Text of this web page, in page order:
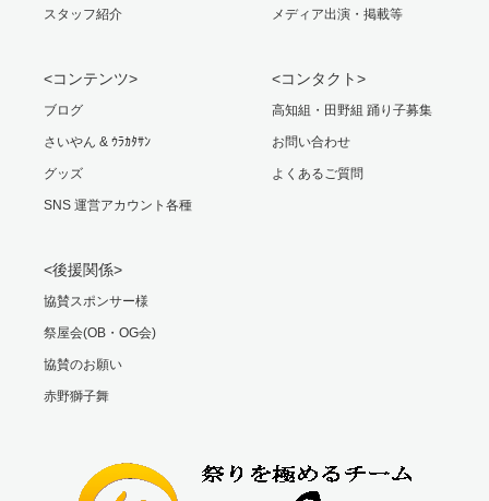
スタッフ紹介 メディア出演・掲載等
<コンテンツ>
ブログ
さいやん & ｳﾗｶﾀｻﾝ
グッズ
SNS 運営アカウント各種
<コンタクト>
高知組・田野組 踊り子募集
お問い合わせ
よくあるご質問
<後援関係>
協賛スポンサー様
祭屋会(OB・OG会)
協賛のお願い
赤野獅子舞